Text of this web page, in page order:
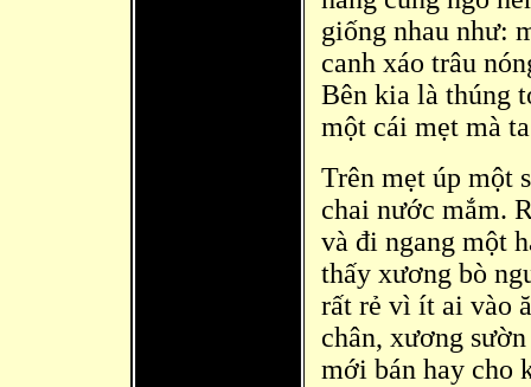
giống nhau như:
canh xáo trâu
Bên kia là thúng
một cái mẹt mà
Trên mẹt úp một
chai nước mắm.
và đi ngang một
thấy xương bò
rất rẻ vì ít ai vào
chân, xương
mới bán hay cho